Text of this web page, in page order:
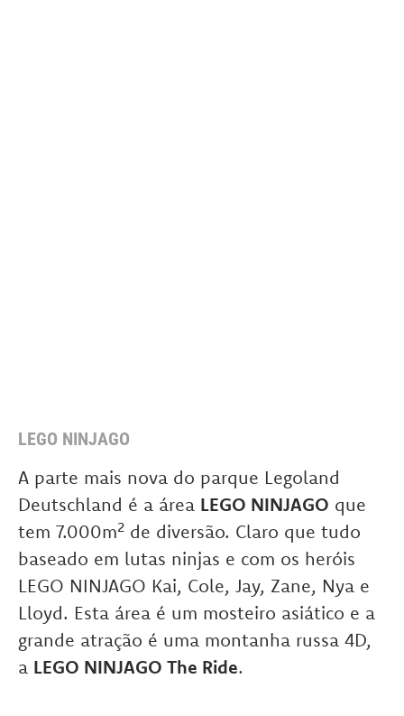
LEGO NINJAGO
A parte mais nova do parque Legoland
Deutschland é a área LEGO NINJAGO que
tem 7.000m² de diversão. Claro que tudo
baseado em lutas ninjas e com os heróis
LEGO NINJAGO Kai, Cole, Jay, Zane, Nya e
Lloyd. Esta área é um mosteiro asiático e a
grande atração é uma montanha russa 4D,
a LEGO NINJAGO The Ride.